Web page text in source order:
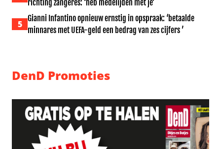
richting zangeres: ‘heb medelijden met je’
5
Gianni Infantino opnieuw ernstig in opspraak: ‘betaalde
minnares met UEFA-geld een bedrag van zes cijfers ’
DenD Promoties